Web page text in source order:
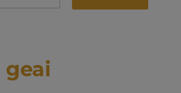
geai